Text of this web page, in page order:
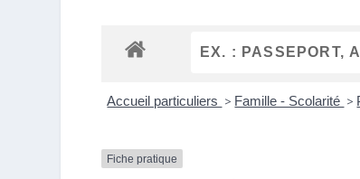
Accueil particuliers > Famille - Scolarité >
Fiche pratique